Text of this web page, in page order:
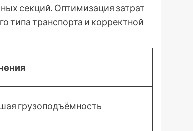
секций. Оптимизация затрат
типа транспорта и корректной
грузоподъёмность